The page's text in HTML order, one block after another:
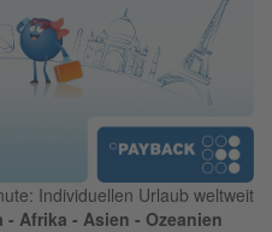
Individuellen Urlaub weltweit
- Afrika - Asien - Ozeanien